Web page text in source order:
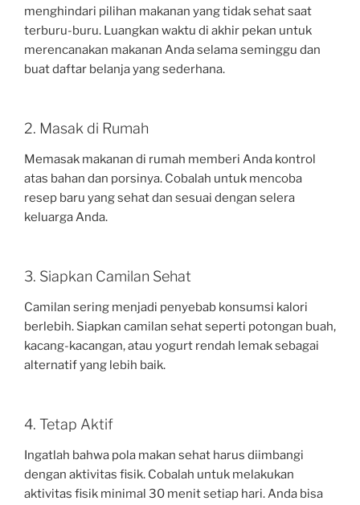
menghindari pilihan makanan yang tidak sehat saat
terburu-buru. Luangkan waktu di akhir pekan untuk
merencanakan makanan Anda selama seminggu dan
buat daftar belanja yang sederhana.
2. Masak di Rumah
Memasak makanan di rumah memberi Anda kontrol
atas bahan dan porsinya. Cobalah untuk mencoba
resep baru yang sehat dan sesuai dengan selera
keluarga Anda.
3. Siapkan Camilan Sehat
Camilan sering menjadi penyebab konsumsi kalori
berlebih. Siapkan camilan sehat seperti potongan buah,
kacang-kacangan, atau yogurt rendah lemak sebagai
alternatif yang lebih baik.
4. Tetap Aktif
Ingatlah bahwa pola makan sehat harus diimbangi
dengan aktivitas fisik. Cobalah untuk melakukan
aktivitas fisik minimal 30 menit setiap hari. Anda bisa